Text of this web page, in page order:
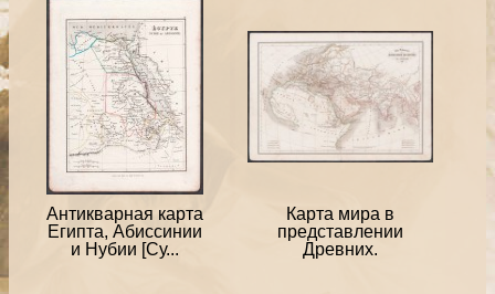
Антикварная карта
Египта, Абиссинии
и Нубии [Су...
Карта мира в
представлении
Древних.